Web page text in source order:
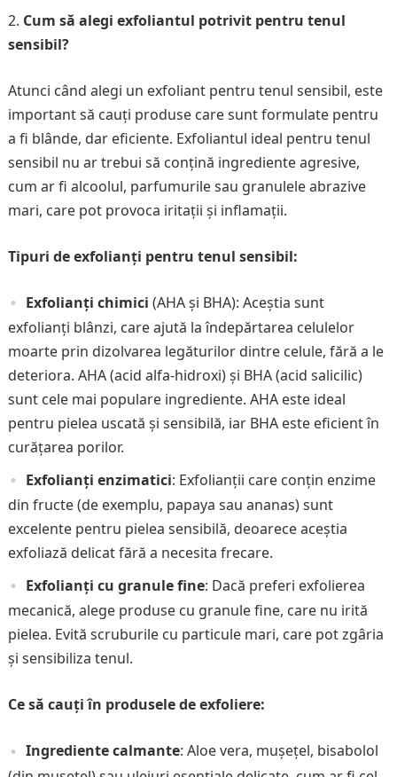
Cum să alegi exfoliantul potrivit pentru tenul
sensibil?
Atunci când alegi un exfoliant pentru tenul sensibil, este
important să cauți produse care sunt formulate pentru
a fi blânde, dar eficiente. Exfoliantul ideal pentru tenul
sensibil nu ar trebui să conțină ingrediente agresive,
cum ar fi alcoolul, parfumurile sau granulele abrazive
mari, care pot provoca iritații și inflamații.
Tipuri de exfolianți pentru tenul sensibil:
Exfolianți chimici (AHA și BHA): Aceștia sunt
exfolianți blânzi, care ajută la îndepărtarea celulelor
moarte prin dizolvarea legăturilor dintre celule, fără a le
deteriora. AHA (acid alfa-hidroxi) și BHA (acid salicilic)
sunt cele mai populare ingrediente. AHA este ideal
pentru pielea uscată și sensibilă, iar BHA este eficient în
curățarea porilor.
Exfolianți enzimatici: Exfolianții care conțin enzime
din fructe (de exemplu, papaya sau ananas) sunt
excelente pentru pielea sensibilă, deoarece aceștia
exfoliază delicat fără a necesita frecare.
Exfolianți cu granule fine: Dacă preferi exfolierea
mecanică, alege produse cu granule fine, care nu irită
pielea. Evită scruburile cu particule mari, care pot zgâria
și sensibiliza tenul.
Ce să cauți în produsele de exfoliere:
Ingrediente calmante: Aloe vera, mușețel, bisabolol